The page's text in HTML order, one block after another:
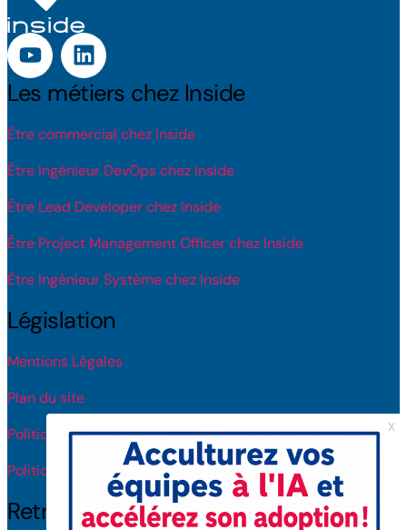
Les métiers chez Inside
Être commercial chez Inside
Être Ingénieur DevOps chez Inside
Être Lead Developer chez Inside
Être Project Management Officer chez Inside
Être Ingénieur Système chez Inside
Législation
Mentions Légales
Plan du site
Politique de protection des données
Politique de licence IA
Retrouvez-nous